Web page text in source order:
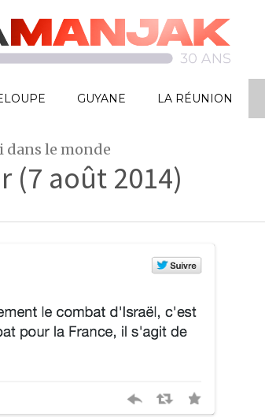
GUYANE LA RÉUNION
le monde
(7 août 2014)